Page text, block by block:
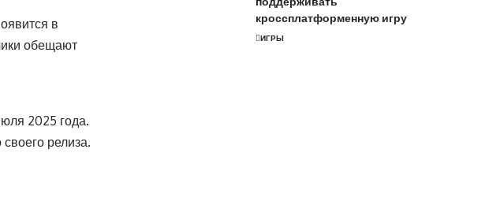
в
обещают
2025 года.
релиза.
кроссплатформенную игру
ИГРЫ